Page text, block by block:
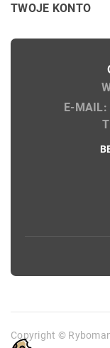
TWOJE KONTO
E-MAIL:
Copyright ©